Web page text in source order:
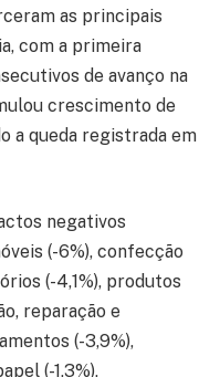
as principais
com a primeira
de avanço na
crescimento de
a queda registrada em
negativos
(-6%), confecção
(-4,1%), produtos
reparação e
(-3,9%),
(-1,3%),